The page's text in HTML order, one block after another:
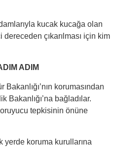
kucak kucağa olan
çıkarılması için kim
ADIM
korumasından
Bakanlığı’na bağladılar.
tepkisinin önüne
yerde koruma kurullarına